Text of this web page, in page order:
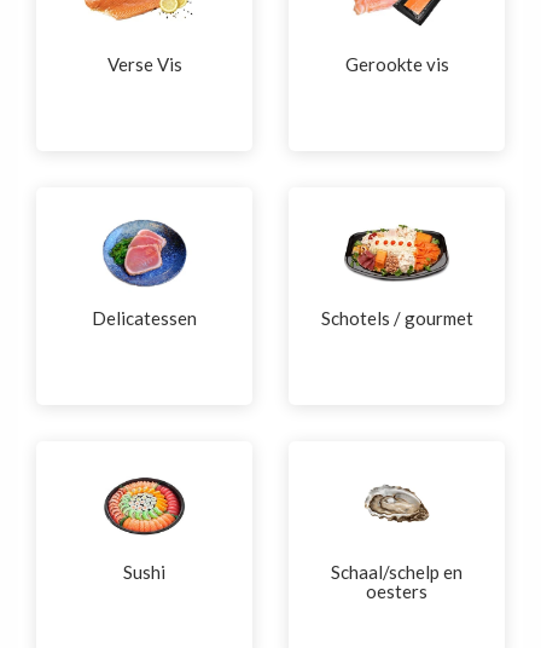
Verse Vis Gerookte vis
Delicatessen Schotels / gourmet
Sushi
Schaal/schelp en
oesters